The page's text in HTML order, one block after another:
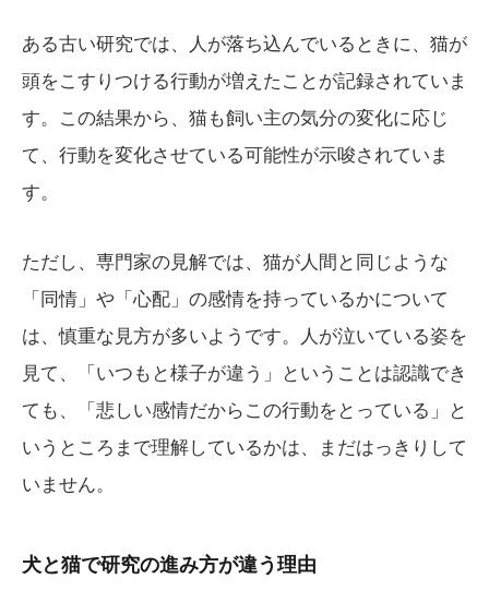
ある古い研究では、人が落ち込んでいるときに、猫が
頭をこすりつける行動が増えたことが記録されていま
す。この結果から、猫も飼い主の気分の変化に応じ
て、行動を変化させている可能性が示唆されていま
す。
ただし、専門家の見解では、猫が人間と同じような
「同情」や「心配」の感情を持っているかについて
は、慎重な見方が多いようです。人が泣いている姿を
見て、「いつもと様子が違う」ということは認識でき
ても、「悲しい感情だからこの行動をとっている」と
いうところまで理解しているかは、まだはっきりして
いません。
犬と猫で研究の進み方が違う理由